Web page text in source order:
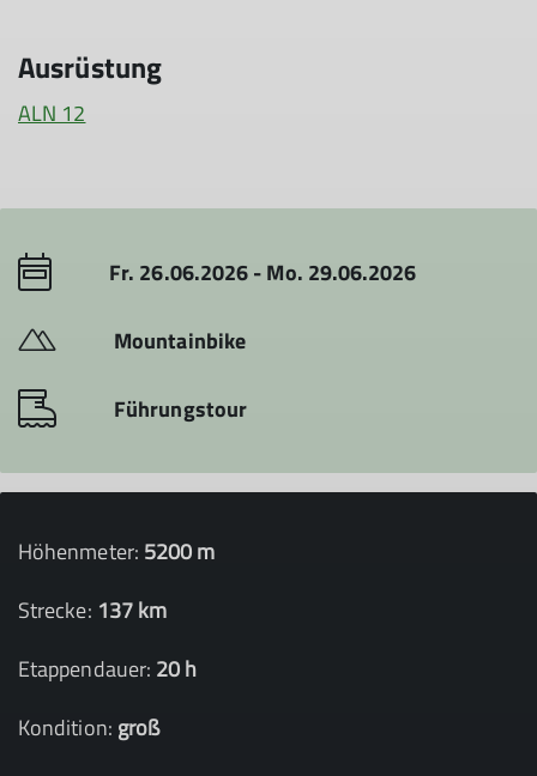
Ausrüstung
ALN 12
Fr. 26.06.2026 - Mo. 29.06.2026
Mountainbike
Führungstour
Höhenmeter: 5200 m
Strecke: 137 km
Etappendauer: 20 h
Kondition: groß